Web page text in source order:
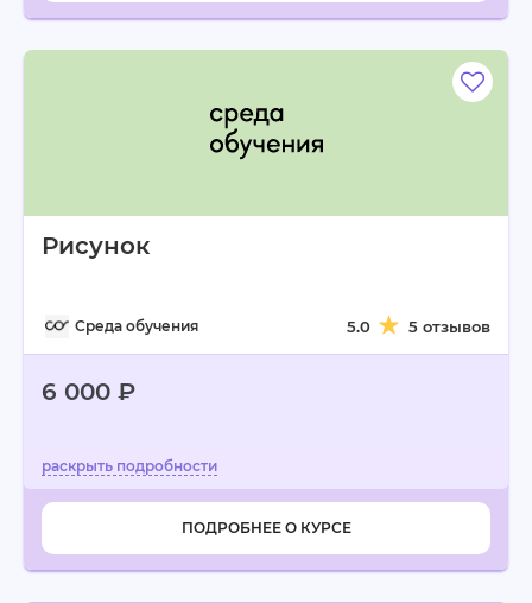
Рисунок
Среда обучения 5.0 5 отзывов
6 000 ₽
ПОДРОБНЕЕ О КУРСЕ